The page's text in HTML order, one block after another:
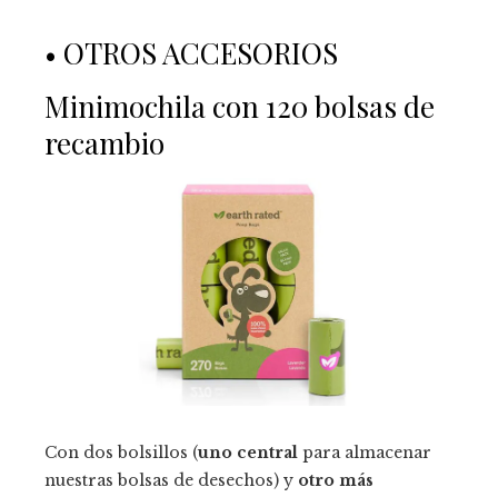
• OTROS ACCESORIOS
Minimochila con 120 bolsas de
recambio
Con dos bolsillos (uno central para almacenar
nuestras bolsas de desechos) y otro más